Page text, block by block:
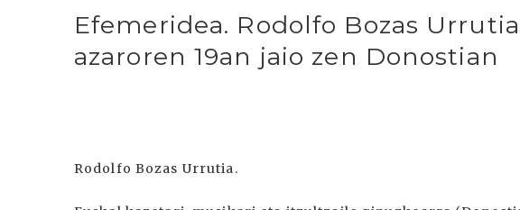
Efemeridea. Rodolfo Bozas Urrutia
azaroren 19an jaio zen Donostian
Rodolfo Bozas Urrutia.